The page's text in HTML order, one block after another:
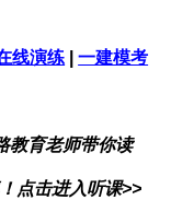
线演练 |一建模考
教育老师带你读
点击进入听课>>